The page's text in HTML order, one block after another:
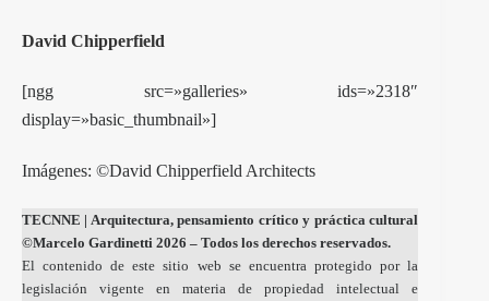
David Chipperfield
[ngg src=»galleries» ids=»2318″
display=»basic_thumbnail»]
Imágenes: ©David Chipperfield Architects
TECNNE | Arquitectura, pensamiento crítico y práctica cultural
©Marcelo Gardinetti 2026 – Todos los derechos reservados.
El contenido de este sitio web se encuentra protegido por la
legislación vigente en materia de propiedad intelectual e